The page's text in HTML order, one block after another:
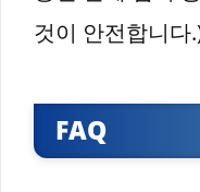
것이 안전합니다
FAQ